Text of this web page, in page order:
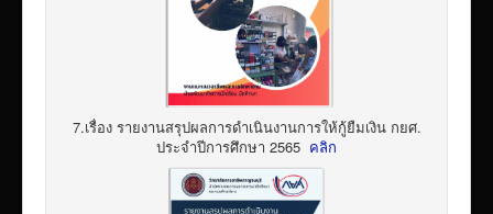
7.เรื่อง รายงานสรุปผลการดำเนินงานการให้กู้ยืมเงิน กยศ.
ประจำปีการศึกษา 2565 คลิก